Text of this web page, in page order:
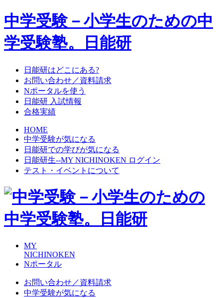
中学受験－小学生のための中
学受験塾。日能研
日能研はどこにある?
お問い合わせ／資料請求
Nポータルを使う
日能研 入試情報
合格実績
HOME
中学受験が気になる
日能研での学びが気になる
日能研生--MY NICHINOKEN ログイン
テスト・イベントについて
MY
NICHINOKEN
Nポータル
お問い合わせ／資料請求
中学受験が気になる